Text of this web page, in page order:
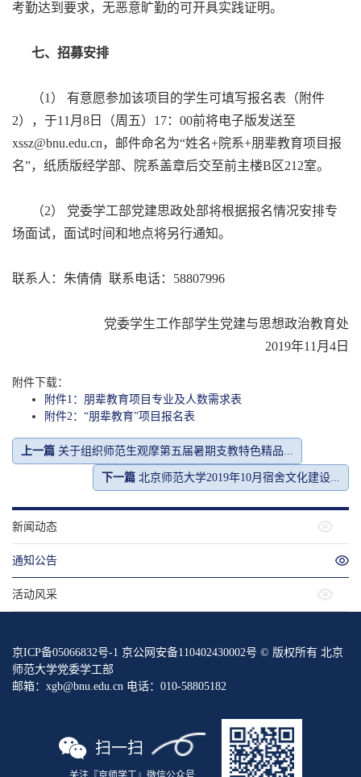
考勤达到要求，无恶意旷勤的可开具实践证明。
七、招募安排
（1） 有意愿参加该项目的学生可填写报名表（附件
2），于11月8日（周五）17：00前将电子版发送至
xssz@bnu.edu.cn，邮件命名为“姓名+院系+朋辈教育项目报
名”，纸质版经学部、院系盖章后交至前主楼B区212室。
（2） 党委学工部党建思政处部将根据报名情况安排专
场面试，面试时间和地点将另行通知。
联系人：朱倩倩 联系电话：58807996
党委学生工作部学生党建与思想政治教育处
2019年11月4日
附件下载：
附件1：朋辈教育项目专业及人数需求表
附件2：“朋辈教育”项目报名表
上一篇 关于组织师范生观摩第五届暑期支教特色精品...
下一篇 北京师范大学2019年10月宿舍文化建设...
新闻动态
通知公告
活动风采
京ICP备05066832号-1 京公网安备110402430002号 © 版权所有 北京
师范大学党委学工部
邮箱：xgb@bnu.edu.cn 电话：010-58805182
扫一扫